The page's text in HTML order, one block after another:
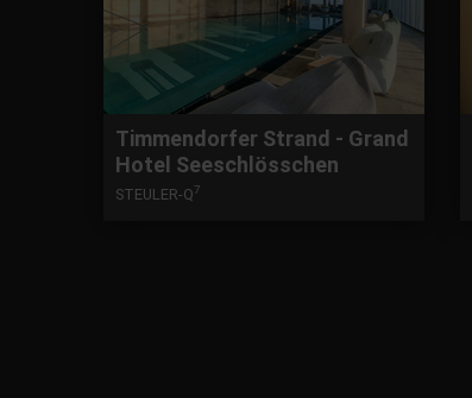
Timmendorfer Strand - Grand
Hotel Seeschlösschen
STEULER-Q7